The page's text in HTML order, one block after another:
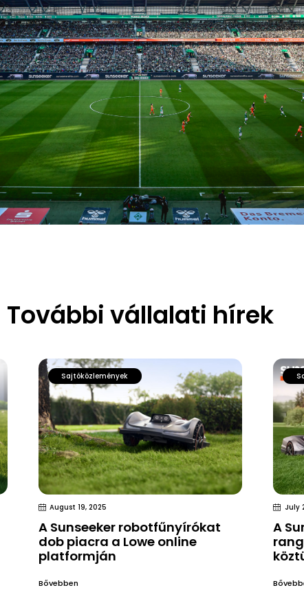
További vállalati hírek
Sajtóközlemények
August 19, 2025
A Sunseeker robotfűnyírókat
dob ​​piacra a Lowe online
platformján
Bővebben
July
A